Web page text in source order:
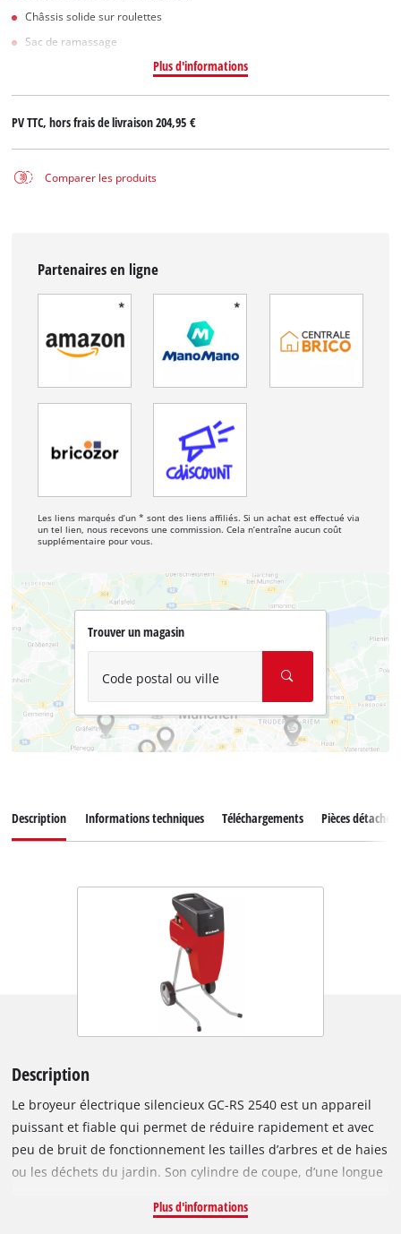
Châssis solide sur roulettes
Sac de ramassage
Plus d'informations
PV TTC, hors frais de livraison204,95 €
Comparer les produits
Partenaires en ligne
Les liens marqués d’un * sont des liens affiliés. Si un achat est effectué via
un tel lien, nous recevons une commission. Cela n’entraîne aucun coût
supplémentaire pour vous.
Trouver un magasin
Code postal ou ville
Description Informations techniques Téléchargements Pièces détachées
Description
Le broyeur électrique silencieux GC-RS 2540 est un appareil
puissant et fiable qui permet de réduire rapidement et avec
peu de bruit de fonctionnement les tailles d’arbres et de haies
ou les déchets du jardin. Son cylindre de coupe, d’une longue
On peut déplacer facilement l’appareil grâce à son châssis
Plus d'informations